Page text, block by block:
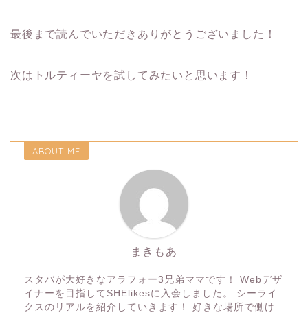
最後まで読んでいただきありがとうございました！
次はトルティーヤを試してみたいと思います！
ABOUT ME
まきもあ
スタバが大好きなアラフォー3兄弟ママです！ Webデザ
イナーを目指してSHElikesに入会しました。 シーライ
クスのリアルを紹介していきます！ 好きな場所で働け